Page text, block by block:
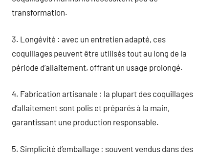
transformation.
3. Longévité : avec un entretien adapté, ces
coquillages peuvent être utilisés tout au long de la
période d’allaitement, offrant un usage prolongé.
4. Fabrication artisanale : la plupart des coquillages
d’allaitement sont polis et préparés à la main,
garantissant une production responsable.
5. Simplicité d’emballage : souvent vendus dans des